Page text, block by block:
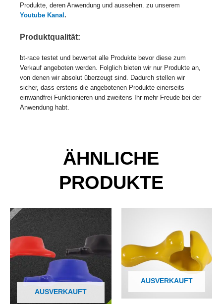
Produkte, deren Anwendung und aussehen. zu unserem
Youtube Kanal.
Produktqualität:
bt-race testet und bewertet alle Produkte bevor diese zum
Verkauf angeboten werden. Folglich bieten wir nur Produkte an,
von denen wir absolut überzeugt sind. Dadurch stellen wir
sicher, dass erstens die angebotenen Produkte einerseits
einwandfrei Funktionieren und zweitens Ihr mehr Freude bei der
Anwendung habt.
ÄHNLICHE
PRODUKTE
AUSVERKAUFT
AUSVERKAUFT